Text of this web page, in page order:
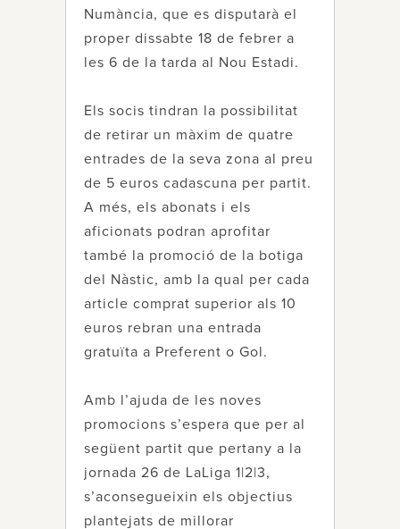
Numància, que es disputarà el
proper dissabte 18 de febrer a
les 6 de la tarda al Nou Estadi.
Els socis tindran la possibilitat
de retirar un màxim de quatre
entrades de la seva zona al preu
de 5 euros cadascuna per partit.
A més, els abonats i els
aficionats podran aprofitar
també la promoció de la botiga
del Nàstic, amb la qual per cada
article comprat superior als 10
euros rebran una entrada
gratuïta a Preferent o Gol.
Amb l’ajuda de les noves
promocions s’espera que per al
següent partit que pertany a la
jornada 26 de LaLiga 1|2|3,
s’aconsegueixin els objectius
plantejats de millorar